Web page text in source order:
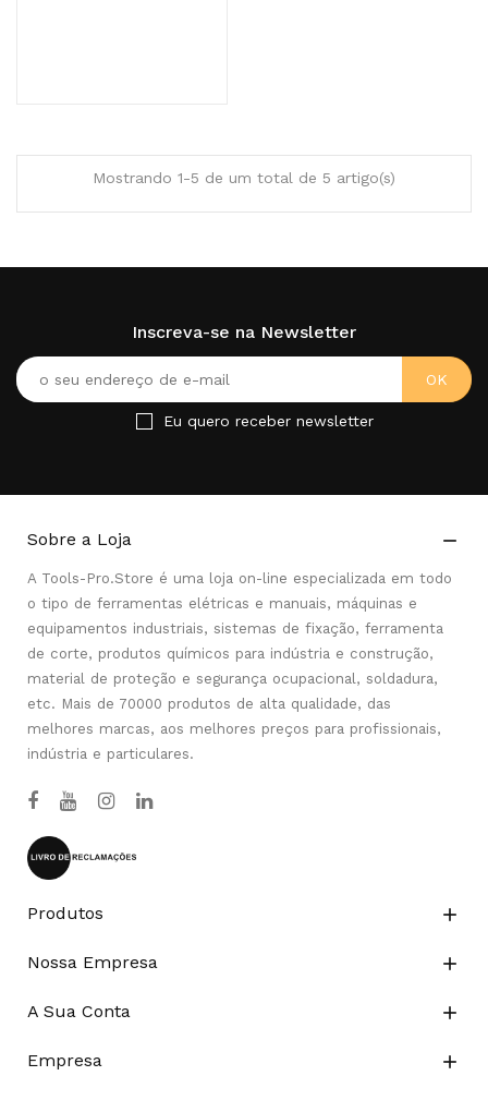
Mostrando 1-5 de um total de 5 artigo(s)
Inscreva-se na Newsletter
Eu quero receber newsletter
Sobre a Loja 
A Tools-Pro.Store é uma loja on-line especializada em todo
o tipo de ferramentas elétricas e manuais, máquinas e
equipamentos industriais, sistemas de fixação, ferramenta
de corte, produtos químicos para indústria e construção,
material de proteção e segurança ocupacional, soldadura,
etc. Mais de 70000 produtos de alta qualidade, das
melhores marcas, aos melhores preços para profissionais,
indústria e particulares.
Produtos 
Nossa Empresa 
A Sua Conta 
Empresa 